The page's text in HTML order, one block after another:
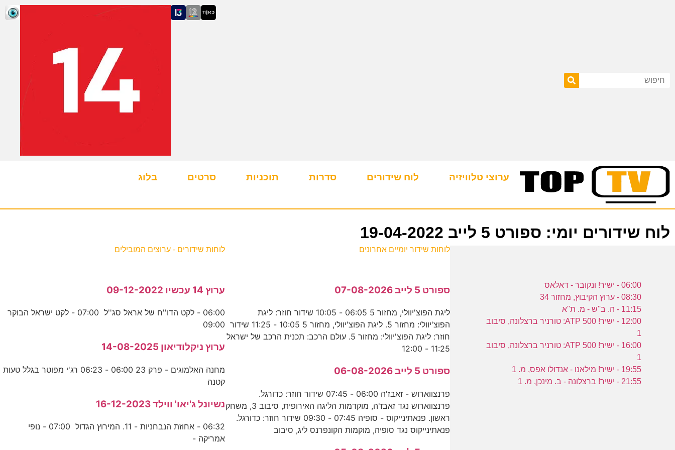
ערוצי טלוויזיה לוח שידורים סדרות תוכניות סרטים בלוג
לוח שידורים יומי: ספורט 5 לייב 19-04-2022
06:00 - ישיר! ונקובר - דאלאס
08:30 - ערוץ הקיבוץ, מחזור 34
11:15 - ה. ב''ש - מ. ת''א
12:00 - ישיר! ATP 500: טורניר ברצלונה, סיבוב
1
16:00 - ישיר! ATP 500: טורניר ברצלונה, סיבוב
1
19:55 - ישיר! מילאנו - אנדולו אפס, מ. 1
21:55 - ישיר! ברצלונה - ב. מינכן, מ. 1
לוחות שידור יומיים אחרונים
ספורט 5 לייב 07-08-2026
ליגת הפוצ'יוולי, מחזור 5 06:05 - 10:05 שידור חוזר: ליגת
הפוצ'יוולי: מחזור 5. ליגת הפוצ'יוולי, מחזור 5 10:05 - 11:25 שידור
חוזר: ליגת הפוצ'יוולי: מחזור 5. עולם הרכב: תכנית הרכב של ישראל
11:25 - 12:00
ספורט 5 לייב 06-08-2026
פרנצווארוש - זאבז'ה 06:00 - 07:45 שידור חוזר: כדורגל.
פרנצווארוש נגד זאבז'ה, מוקדמות הליגה האירופית, סיבוב 3, משחק
ראשון. פנאתינייקוס - סופיה 07:45 - 09:30 שידור חוזר: כדורגל.
פנאתינייקוס נגד סופיה, מוקמות הקונפרנס ליג, סיבוב
לוחות שידורים - ערוצים המובילים
ערוץ 14 עכשיו 09-12-2022
06:00 - לקט הדו''ח של אראל סג''ל 07:00 - לקט ישראל הבוקר
09:00
ערוץ ניקלודיאון 14-08-2025
מחנה האלמוגים - פרק 23 06:00 - 06:23 רג'י מפוטר בגלל טעות
קטנה
נשיונל ג'יאו' ווילד 16-12-2023
06:32 - אחוזת הנבחניות - 11. המירוץ הגדול 07:00 - נופי
אמריקה -